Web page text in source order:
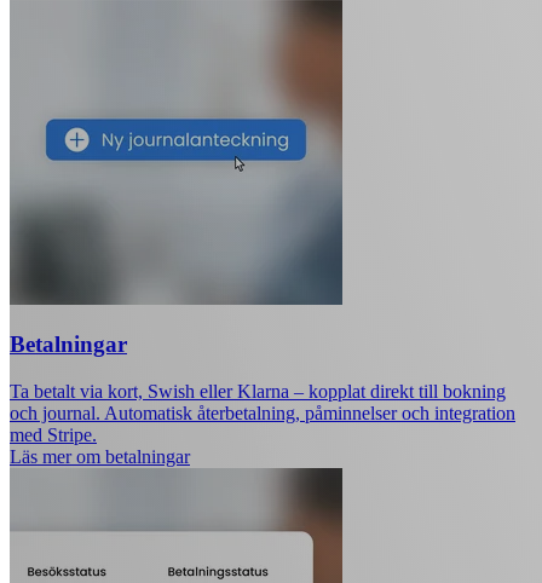
Betalningar
Ta betalt via kort, Swish eller Klarna – kopplat direkt till bokning
och journal. Automatisk återbetalning, påminnelser och integration
med Stripe.
Läs mer om betalningar